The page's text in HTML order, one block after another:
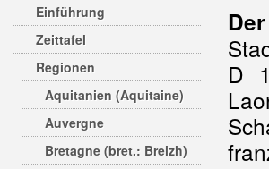
Einführung
Zeittafel
Regionen
Aquitanien (Aquitaine)
Auvergne
Bretagne (bret.: Breizh)
D